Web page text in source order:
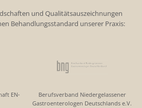
und Qualitätsauszeichnungen
Behandlungsstandard unserer Praxis:
EN-
Berufsverband Niedergelassener
Gastroenterologen Deutschlands e.V.